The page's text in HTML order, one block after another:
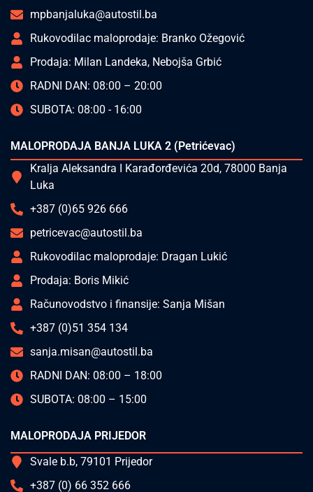
mpbanjaluka@autostil.ba
Rukovodilac maloprodaje: Branko Ožegović
Prodaja: Milan Landeka, Nebojša Grbić
RADNI DAN: 08:00 – 20:00
SUBOTA: 08:00 - 16:00
MALOPRODAJA BANJA LUKA 2 (Petrićevac)
Kralja Aleksandra I Karađorđevića 20d, 78000 Banja
Luka
+387 (0)65 926 666
petricevac@autostil.ba
Rukovodilac maloprodaje: Dragan Lukić
Prodaja: Boris Mikić
Računovodstvo i finansije: Sanja Mišan
+387 (0)51 354 134
sanja.misan@autostil.ba
RADNI DAN: 08:00 – 18:00
SUBOTA: 08:00 – 15:00
MALOPRODAJA PRIJEDOR
Svale b.b, 79101 Prijedor
+387 (0) 66 352 666